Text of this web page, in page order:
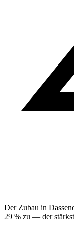
Der Zubau in
29 % zu — der